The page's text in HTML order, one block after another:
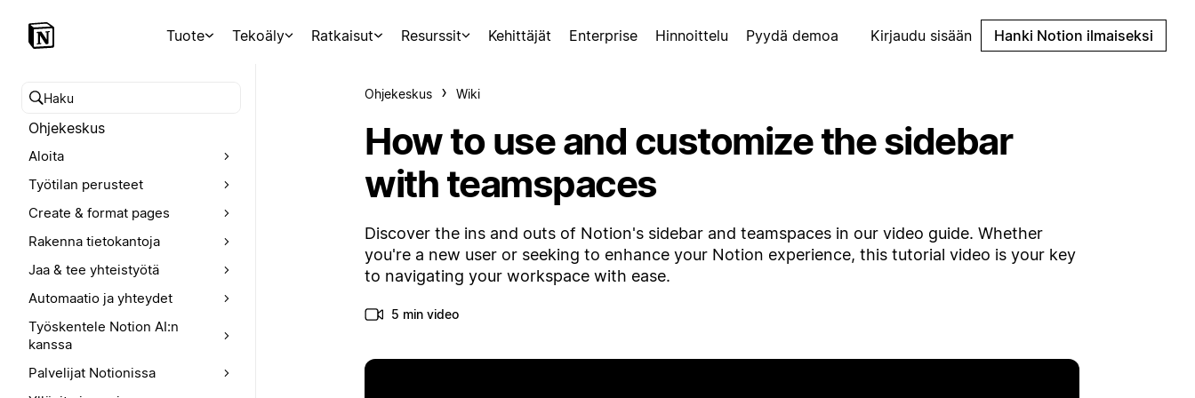
Tuote Tekoäly Ratkaisut Resurssit Kehittäjät Enterprise Hinnoittelu Pyydä demoa Kirjaudu sisään Hanki Notion ilmaiseksi
Hae ohjekeskuksesta
Ohjekeskus
Aloita
Työtilan perusteet
Create & format pages
Rakenna tietokantoja
Jaa & tee yhteistyötä
Automaatio ja yhteydet
Työskentele Notion AI:n
kanssa
Palvelijat Notionissa
Ohjekeskus Wiki
How to use and customize the sidebar
with teamspaces
Discover the ins and outs of Notion's sidebar and teamspaces in our video guide. Whether
you're a new user or seeking to enhance your Notion experience, this tutorial video is your key
to navigating your workspace with ease.
5 min video